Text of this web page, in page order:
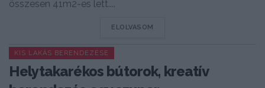
összesen 41m2-es lett....
ELOLVASOM
KIS LAKÁS BERENDEZÉSE
Helytakarékos bútorok, kreatív